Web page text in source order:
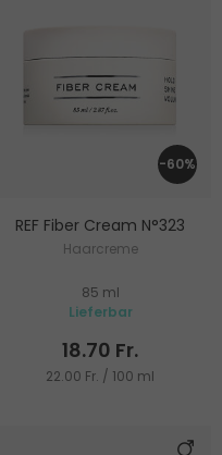
-60%
REF Fiber Cream N°323
Haarcreme
85 ml
Lieferbar
18.70 Fr.
22.00 Fr. / 100 ml